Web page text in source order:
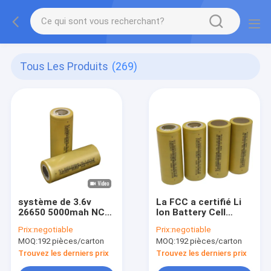
Tous Les Produits (269)
système de 3.6v
26650 5000mah NCM
Solar Energy
Prix:negotiable
MOQ:192 pièces/carton
Trouvez les derniers prix
La FCC a certifié Li
Ion Battery Cell
Electric Scooters
Prix:negotiable
MOQ:192 pièces/carton
Trouvez les derniers prix